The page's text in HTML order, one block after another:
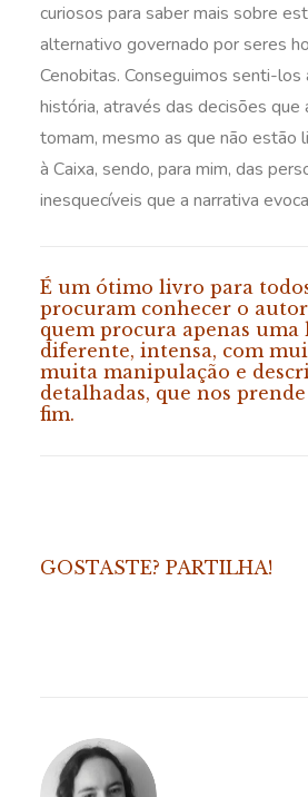
curiosos para saber mais sobre
alternativo governado por seres
Cenobitas. Conseguimos senti-
história, através das decisões que
tomam, mesmo as que não estão
à Caixa, sendo, para mim, das
inesquecíveis que a narrativa
É um ótimo livro para
procuram conhecer o
quem procura apenas
diferente, intensa, com
muita manipulação e
detalhadas, que nos
fim.
GOSTASTE? PARTILHA!